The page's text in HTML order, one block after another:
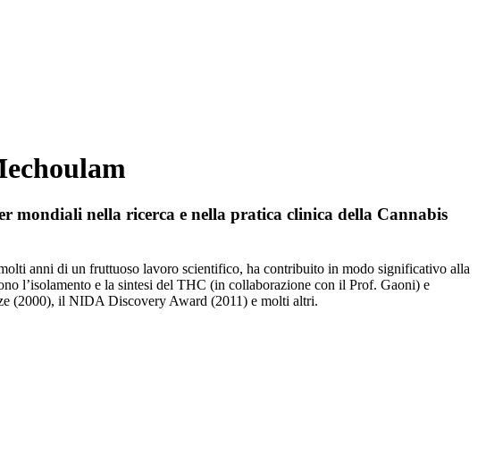
mondiali nella ricerca e nella pratica clinica della Cannabis
anni di un fruttuoso lavoro scientifico, ha contribuito in modo significativo alla
l’isolamento e la sintesi del THC (in collaborazione con il Prof. Gaoni) e
(2000), il NIDA Discovery Award (2011) e molti altri.